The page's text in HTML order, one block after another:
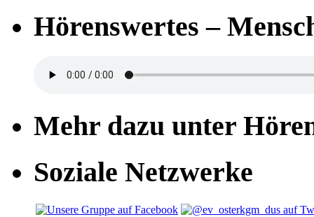
Hörenswertes –
Mehr dazu unter
Soziale Netzwerke